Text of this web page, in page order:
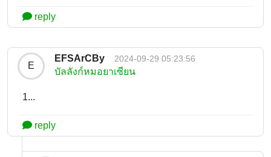
reply
E
EFSArCBy 2024-09-29 05:23:56
บัลลังก์หมอยาเซียน
1...
reply